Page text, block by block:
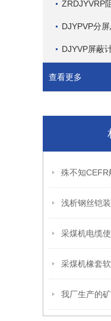
DJYPVP分
DJYVP屏蔽
查看更多
浅析钢丝铠
采煤机电缆
我厂生产的